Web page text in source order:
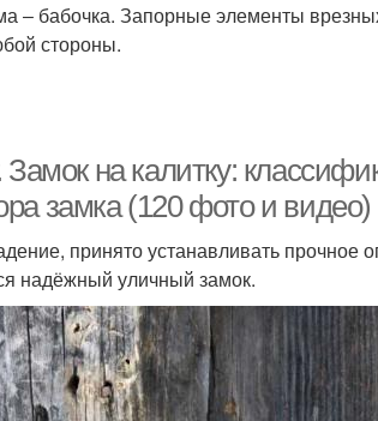
‒ бабочка. Запорные элементы
стороны.
Замок на калитку:
замка (120 фото и видео)
принято устанавливать прочное
надёжный уличный замок.